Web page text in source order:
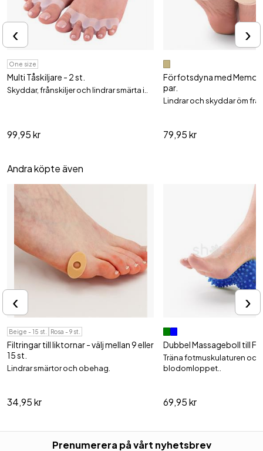
One size
Multi Tåskiljare - 2 st.
Skyddar, frånskiljer och lindrar smärta i..
99,95 kr
Förfotsdyna med
par.
Lindrar och skyddar öm
79,95 kr
‹ ›
Andra köpte även
Beige - 15 st. Rosa - 9 st.
Filtringar till liktornar - välj mellan 9 eller
15 st.
Lindrar smärtor och obehag.
34,95 kr
Dubbel Massageboll till
Träna fotmuskulaturen och
blodomloppet..
69,95 kr
‹ ›
Prenumerera på vårt nyhetsbrev